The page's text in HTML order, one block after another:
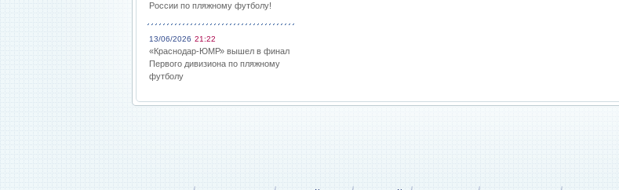
России по пляжному футболу!
13/06/2026 21:22
«Краснодар-ЮМР» вышел в финал
Первого дивизиона по пляжному
футболу